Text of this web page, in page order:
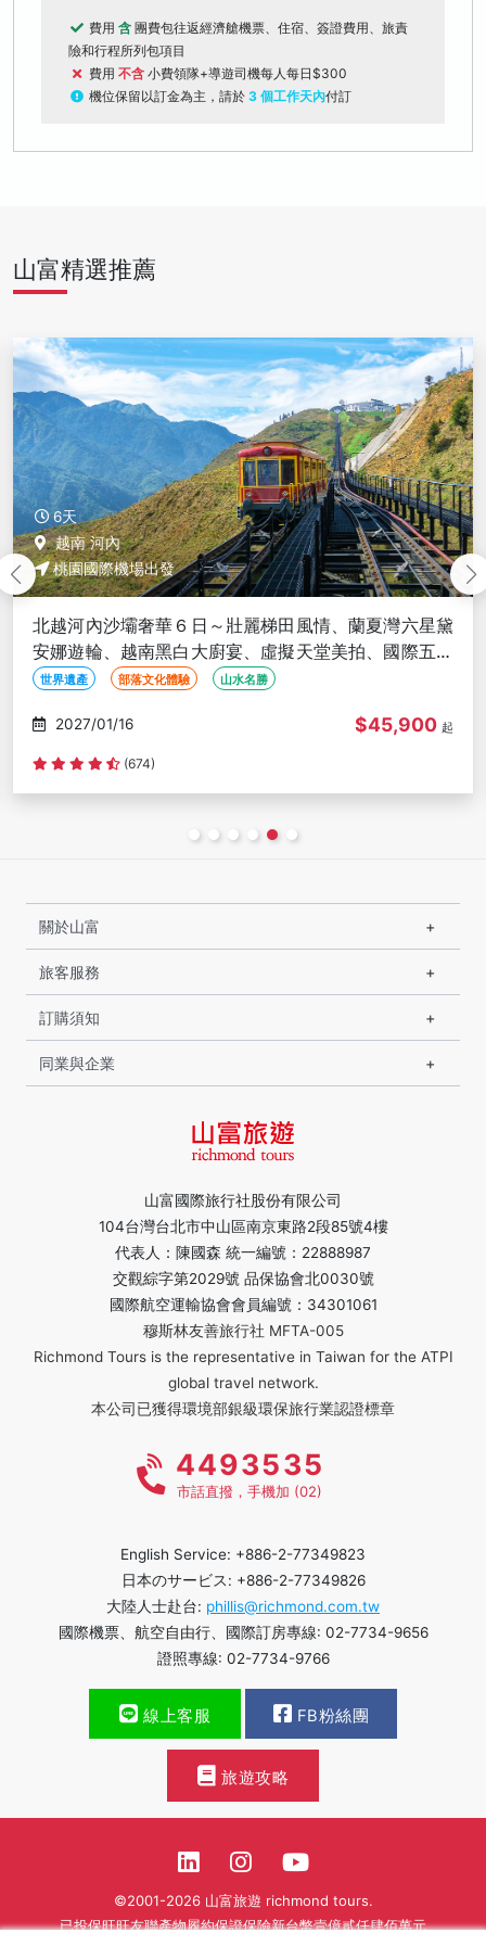
費用 含 團費包往返經濟艙機票、住宿、簽證費用、旅責
險和行程所列包項目
費用 不含 小費領隊+導遊司機每人每日$300
機位保留以訂金為主，請於 3 個工作天內付訂
山富精選推薦
6天
越南 河內
桃園國際機場出發
北越河內沙壩奢華６日～壯麗梯田風情、蘭夏灣六星黛
安娜遊輪、越南黑白大廚宴、虛擬天堂美拍、國際五星
酒店<越航早晚班含簽稅>
世界遺產 部落文化體驗 山水名勝
2027/01/16 $45,900 起
(674)
山富國際旅行社股份有限公司
104台灣台北市中山區南京東路2段85號4樓
代表人：陳國森 統一編號：22888987
交觀綜字第2029號 品保協會北0030號
國際航空運輸協會會員編號：34301061
穆斯林友善旅行社 MFTA-005
Richmond Tours is the representative in Taiwan for the ATPI
global travel network.
本公司已獲得環境部銀級環保旅行業認證標章
關於山富
旅客服務
訂購須知
同業與企業
4493535
市話直撥，手機加 (02)
English Service: +886-2-77349823
日本のサービス: +886-2-77349826
大陸人士赴台: phillis@richmond.com.tw
國際機票、航空自由行、國際訂房專線: 02-7734-9656
證照專線: 02-7734-9766
線上客服 FB粉絲團
旅遊攻略
©2001-2026 山富旅遊 richmond tours.
已投保旺旺友聯產物履約保證保險新台幣壹億貳仟肆佰萬元